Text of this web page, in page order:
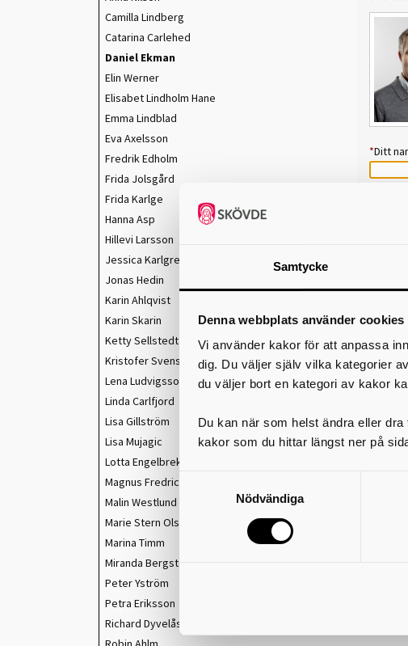
Samtycke
Denna webbplats använder cookies
Vi använder kakor för att anpassa
dig. Du väljer själv vilka kategorier
du väljer bort en kategori av kakor
Du kan när som helst ändra eller
kakor som du hittar längst ner på
Nödvändiga
Camilla Lindberg
Catarina Carlehed
Daniel Ekman
Elin Werner
Elisabet Lindholm Hane
Emma Lindblad
Eva Axelsson
Fredrik Edholm
Frida Jolsgård
Frida Karlge
Hanna Asp
Hillevi Larsson
Jessica Karlgren
Jonas Hedin
Karin Ahlqvist
Karin Skarin
Ketty Sellstedt
Kristofer Svensson
Lena Ludvigsson
Linda Carlfjord
Lisa Gillström
Lisa Mujagic
Lotta Engelbreksson
Magnus Fredricson
Malin Westlund
Marie Stern Olsson
Marina Timm
Miranda Bergsten
Peter Yström
Petra Eriksson
Richard Dyvelås
*Ditt